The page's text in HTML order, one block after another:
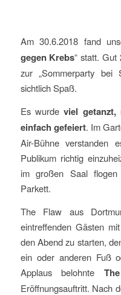
Am 30.6.2018 fand
gegen Krebs“ statt. Gut
zur „Sommerparty bei
sichtlich Spaß.
Es wurdeviel getanzt,
einfach gefeiert. Im
Air-Bühne verstanden
Publikum richtig
im großen Saal
Parkett.
The Flaw aus
eintreffenden Gästen
den Abend zu starten,
ein oder anderen Fuß
Applaus belohnte
Eröffnungsauftritt. Nach